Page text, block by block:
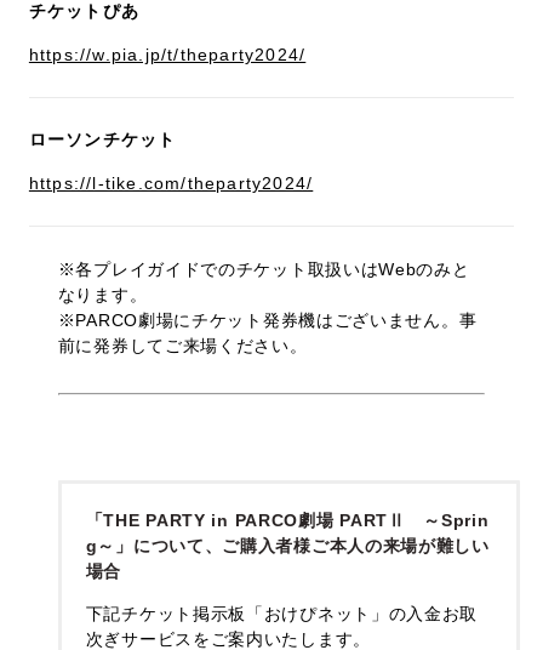
チケットぴあ
https://w.pia.jp/t/theparty2024/
ローソンチケット
https://l-tike.com/theparty2024/
※各プレイガイドでのチケット取扱いはWebのみと
なります。
※PARCO劇場にチケット発券機はございません。事
前に発券してご来場ください。
「THE PARTY in PARCO劇場 PARTⅡ ～Sprin
g～」について、ご購入者様ご本人の来場が難しい
場合
下記チケット掲示板「おけぴネット」の入金お取
次ぎサービスをご案内いたします。